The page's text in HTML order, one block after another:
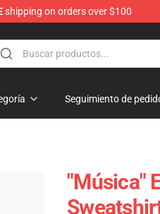
shipping on orders over $100
Seguimiento de
"Música"